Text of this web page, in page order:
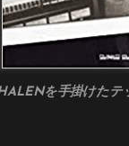
を手掛けたテ